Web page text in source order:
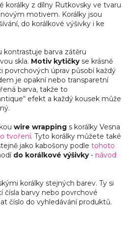
korálky z dílny Rutkovsky ve tvaru
motivem. Korálky jsou
do korálkové výšivky i ke
barva zátěru
skla. Motiv kytičkyse krásně
povrchových úprav působí každý
je opakní nebo transparetní
barva, takže to
efekt a každý kousek může
wire wrapping s korálky Vesna
tvoření. Tyto korálky můžete také
jako kabošony podle tohoto
do korálkové výšivky- návod
korálky stejných barev. Ty si
barvy nebo povrchové
číslo do vyhledávání produktů.